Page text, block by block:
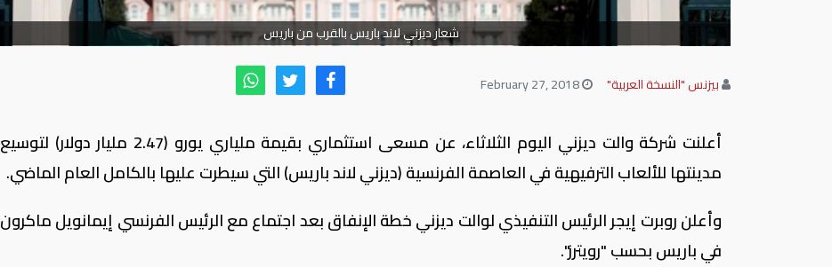
شعار ديزني لاند باريس بالقرب من باريس
بيزنس "النسخة العربية"
أعلنت شركة والت ديزني اليوم الثلاثاء، عن مسعى استثماري بقيمة ملياري يورو (2.47 مليار دولار) لتوسيع
مدينتها للألعاب الترفيهية في العاصمة الفرنسية (ديزني لاند باريس) التي سيطرت عليها بالكامل العام الماضي.
وأعلن روبرت إيجر الرئيس التنفيذي لوالت ديزني خطة الإنفاق بعد اجتماع مع الرئيس الفرنسي إيمانويل ماكرون
في باريس بحسب "رويترز".